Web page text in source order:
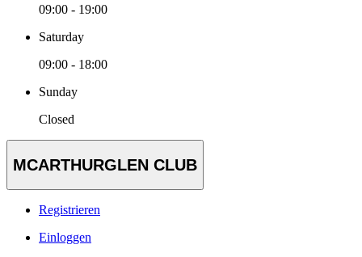
09:00 - 19:00
Saturday
09:00 - 18:00
Sunday
Closed
MCARTHURGLEN CLUB
Registrieren
Einloggen